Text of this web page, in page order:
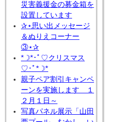
災害義援金の募金箱を
設置しています
✰⋆思い出メッセージ
＆ぬりえコーナー
③⋆✰
*☽*･ﾟ♡クリスマス
♡･ﾟ*☽*
親子ペア割引キャンペ
ーンを実施します １
２月１日～
写真パネル展示「山田